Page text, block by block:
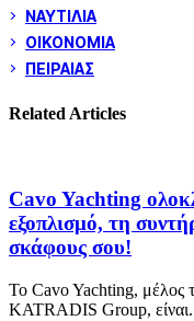
ΝΑΥΤΙΛΙΑ
ΟΙΚΟΝΟΜΙΑ
ΠΕΙΡΑΙΑΣ
Related Articles
Cavo Yachting
εξοπλισμό, τη
σκάφους σου!
Το Cavo Yachting, μέλος
KATRADIS Group,